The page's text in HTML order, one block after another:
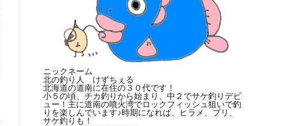
ニックネーム
北の釣り人 けずちぇる
北海道の道南に在住の３０代です！
小５の頃、チカ釣りから始まり、中２でサケ釣りデビ
ュー！主に道南の噴火湾でロックフィッシュ狙いで釣
りを楽しんでいます♪時期になれば、ヒラメ、ブリ、
サケ釣りも！